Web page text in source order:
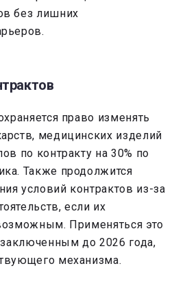
без лишних
право изменять
медицинских изделий
по контракту на 30% по
Также продолжится
условий контрактов из-за
если их
Применяться это
до 2026 года,
механизма.